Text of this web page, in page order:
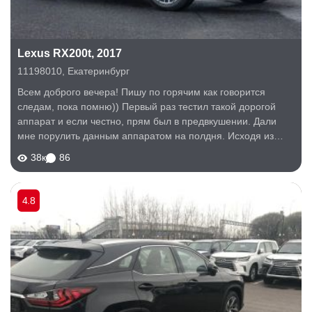
Lexus RX200t, 2017
11198010, Екатеринбург
Всем доброго вечера! Пишу по горячим как говорится
следам, пока помню)) Первый раз тестил такой дорогой
аппарат и если честно, прям был в предвкушении. Дали
мне порулить данным аппаратом на полдня. Исходя из
пробега в 600км поделюсь своими впечатлениями. Ни в
коем случае не собираюсь никому...
38к 86
4.8